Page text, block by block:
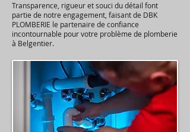
Transparence, rigueur et souci du détail font
partie de notre engagement, faisant de DBK
PLOMBERIE le partenaire de confiance
incontournable pour votre problème de plomberie
à Belgentier.